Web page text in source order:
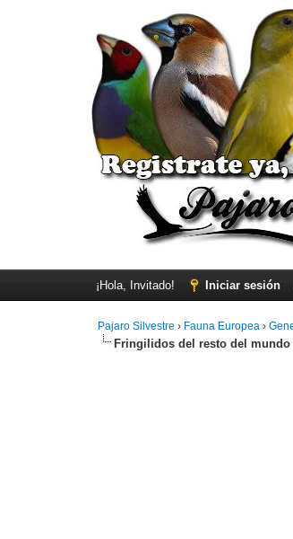
¡Hola, Invitado! Iniciar sesión
Pajaro Silvestre › Fauna Europea ›
Fringilidos del resto del mundo